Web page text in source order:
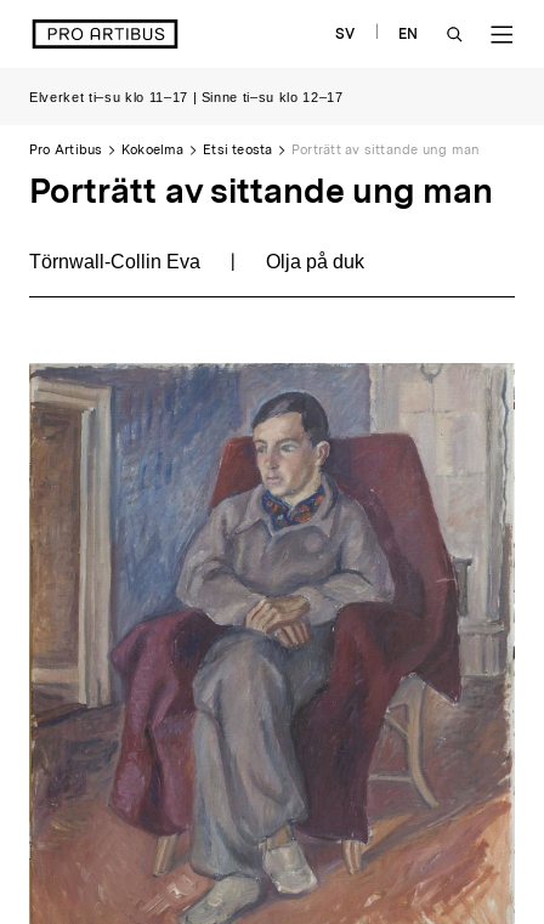
sisältöön
logo SV
EN
Elverket ti–su klo 11–17 | Sinne ti–su klo 12–17
Pro Artibus Kokoelma Etsi teosta Porträtt av sittande ung man
Porträtt av sittande ung man
Törnwall-Collin Eva | Olja på duk